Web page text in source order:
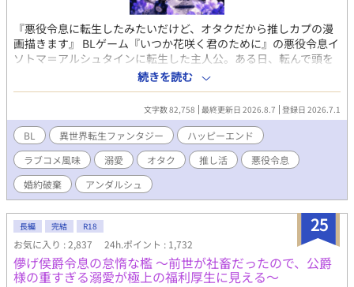
『悪役令息に転生したみたいだけど、オタクだから推しカプの漫
画描きます』 BLゲーム『いつか花咲く君のために』の悪役令息イ
ソトマ＝アルシュタインに転生した主人公。ある日、転んで頭を
打った拍子に、彼は思い出した。自分の前世がオタクだったとい
うことを。イソトマの推しカプは『いつ花』のメインカプである
ルシアンとリリーだ。激推しするあまり、同人で漫画を描いてい
た。婚約破棄の断罪イベントですら、推しを拝める至福の時間。
そんな彼の推し活ライフは、まさに婚約破棄から始まる。推しを
愛でるため、イソトマは円満な婚約解消を試みる。現実に打ちひ
しがれながらも、オタク仲間のアルエと漫画を描く楽しい日々を
満喫中。推しキャラである護衛騎士のディルクとも、何となく仲
良くなれて、楽しくなってきた。なのに、ゲーム主人公のリリー
の！ オタク令息が推しを愛でながら漫画を描き、自分の恋も実
らせちゃう、推し活ラブコメBL。 ※表紙はAI、本文は人間（作
者）が書いています。
続きを読む
文字数 82,758 最終更新日 2026.8.7 登録日 2026.7.1
BL 異世界転生ファンタジー
ハッピーエンド
ラブコメ風味
溺愛 オタク 推し活
悪役令息
婚約破棄
アンダルシュ
25
長編 完結 R18
お気に入り : 2,837 24h.ポイント : 1,732
儚げ侯爵令息の怠惰な檻 ～前世が社畜だったので、公爵
様の重すぎる溺愛が極上の福利厚生に見える～